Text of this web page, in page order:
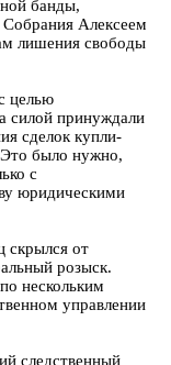
банды,
Алексеем
лишения свободы
целью
силой принуждали
сделок купли-
Это было нужно,
с
юридическими
скрылся от
розыск.
нескольким
управлении
следственный